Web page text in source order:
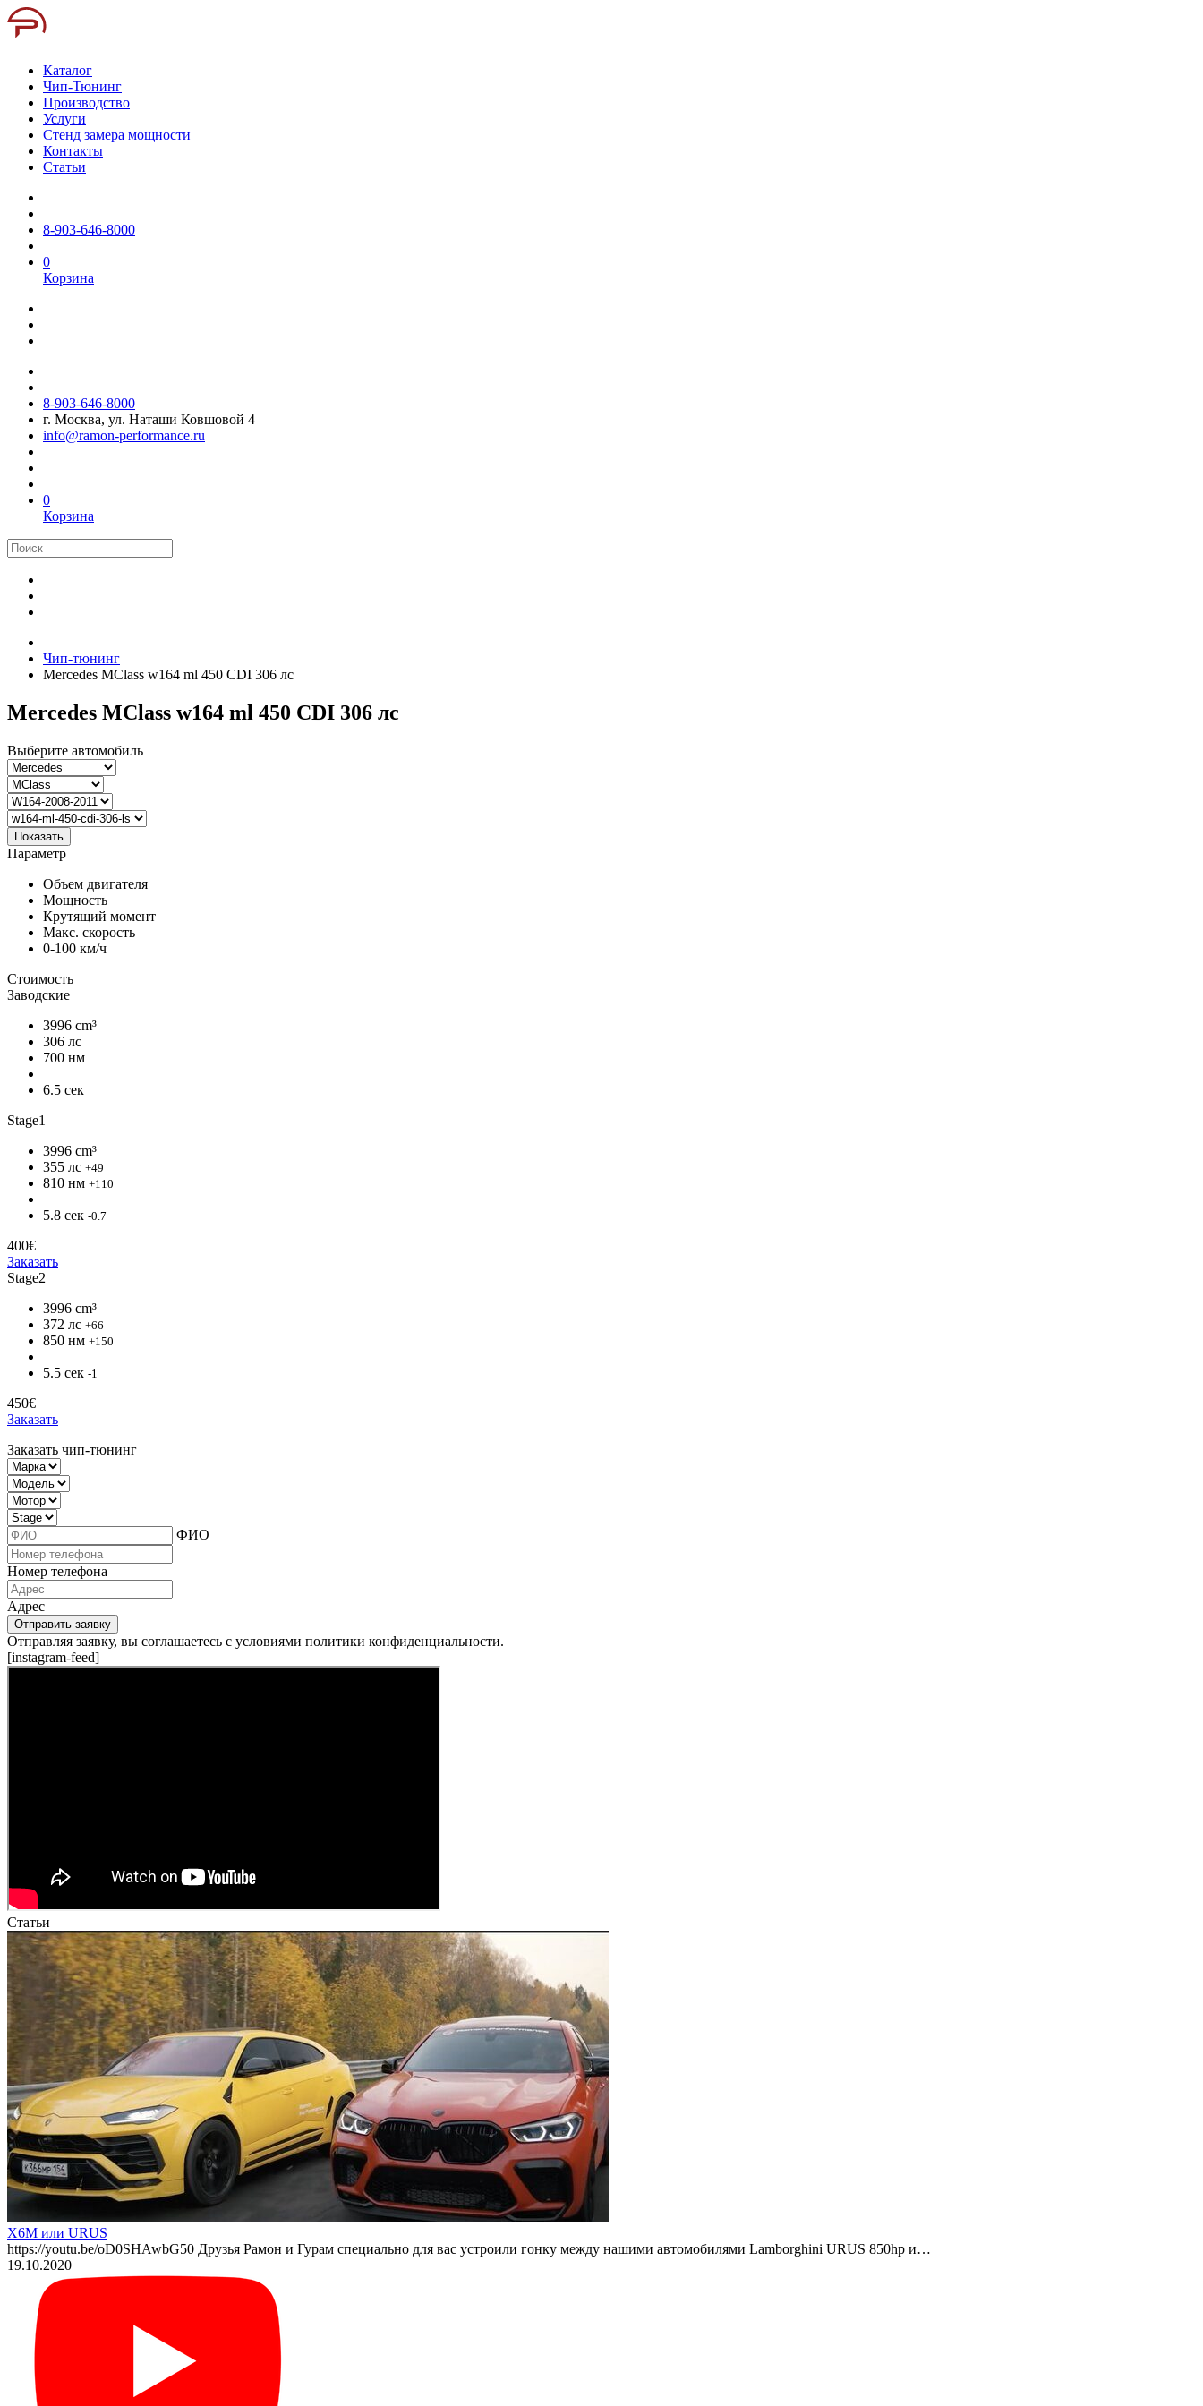
Каталог
Чип-Тюнинг
Производство
Услуги
Стенд замера мощности
Контакты
Статьи
8-903-646-8000
0
Корзина
8-903-646-8000
г. Москва, ул. Наташи Ковшовой 4
info@ramon-performance.ru
0
Корзина
Чип-тюнинг
Mercedes MClass w164 ml 450 CDI 306 лс
Mercedes MClass w164 ml 450 CDI 306 лс
Выберите автомобиль
Показать
Параметр
Объем двигателя
Мощность
Крутящий момент
Макс. скорость
0-100 км/ч
Стоимость
Заводские
3996 cm³
306 лс
700 нм
6.5 сек
Stage1
3996 cm³
355 лс +49
810 нм +110
5.8 сек -0.7
400€
Заказать
Stage2
3996 cm³
372 лс +66
850 нм +150
5.5 сек -1
450€
Заказать
Заказать чип-тюнинг
ФИО
Номер телефона
Адрес
Отправить заявку
Отправляя заявку, вы соглашаетесь с условиями политики конфиденциальности.
[instagram-feed]
Статьи
X6M или URUS
https://youtu.be/oD0SHAwbG50 Друзья Рамон и Гурам специально для вас устроили гонку между нашими автомобилями Lamborghini URUS 850hp и…
19.10.2020